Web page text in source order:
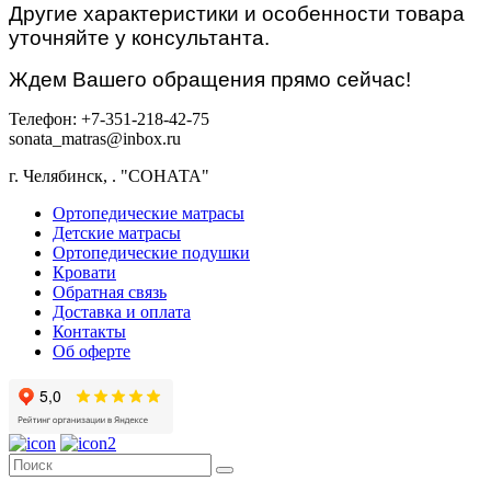
Другие характеристики и особенности товара
уточняйте у консультанта.
Ждем Вашего обращения прямо сейчас!
Телефон: +7-351-218-42-75
sonata_matras@inbox.ru
г. Челябинск, . "СОНАТА"
Ортопедические матрасы
Детские матрасы
Ортопедические подушки
Кровати
Обратная связь
Доставка и оплата
Контакты
Об оферте